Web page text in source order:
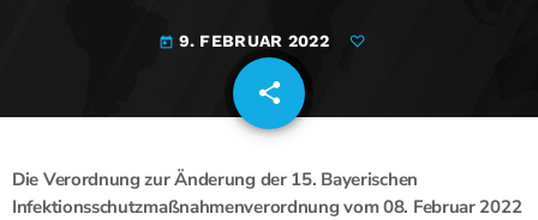
today 9. FEBRUAR 2022
share
email
Die Verordnung zur Änderung der 15. Bayerischen
Infektionsschutzmaßnahmenverordnung vom 08. Februar 2022